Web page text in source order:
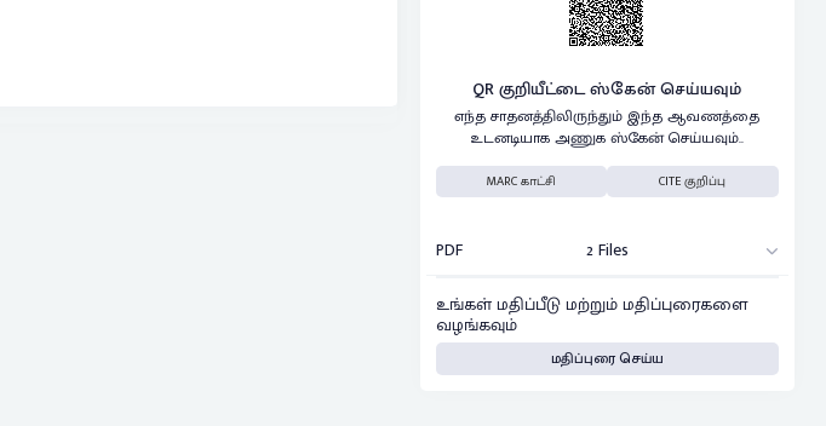
QR குறியீட்டை ஸ்கேன் செய்யவும்
எந்த சாதனத்திலிருந்தும் இந்த ஆவணத்தை
உடனடியாக அணுக ஸ்கேன் செய்யவும்..
MARC காட்சி CITE குறிப்பு
PDF 2 Files
உங்கள் மதிப்பீடு மற்றும் மதிப்புரைகளை
வழங்கவும்
மதிப்புரை செய்ய